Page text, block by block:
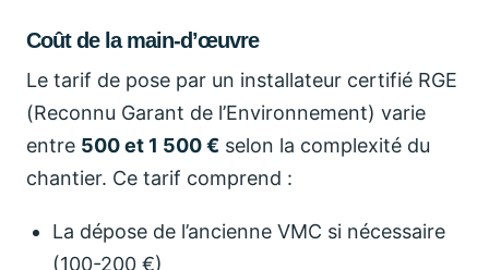
Coût de la main-d’œuvre
Le tarif de pose par un installateur certifié RGE
(Reconnu Garant de l’Environnement) varie
entre 500 et 1 500 € selon la complexité du
chantier. Ce tarif comprend :
La dépose de l’ancienne VMC si nécessaire
(100-200 €)